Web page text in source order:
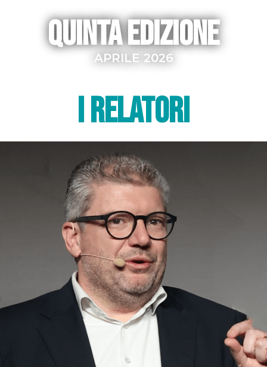
QUINTA EDIZIONE
APRILE 2026
I RELATORI